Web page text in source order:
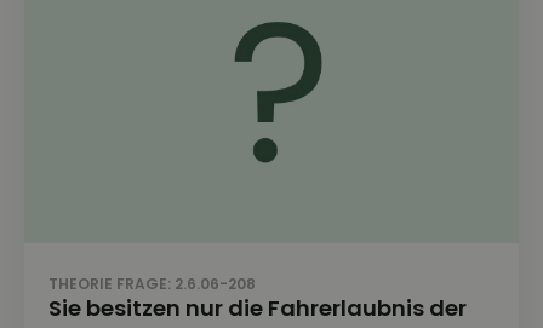
THEORIE FRAGE: 2.6.06-208
Sie besitzen nur die Fahrerlaubnis der